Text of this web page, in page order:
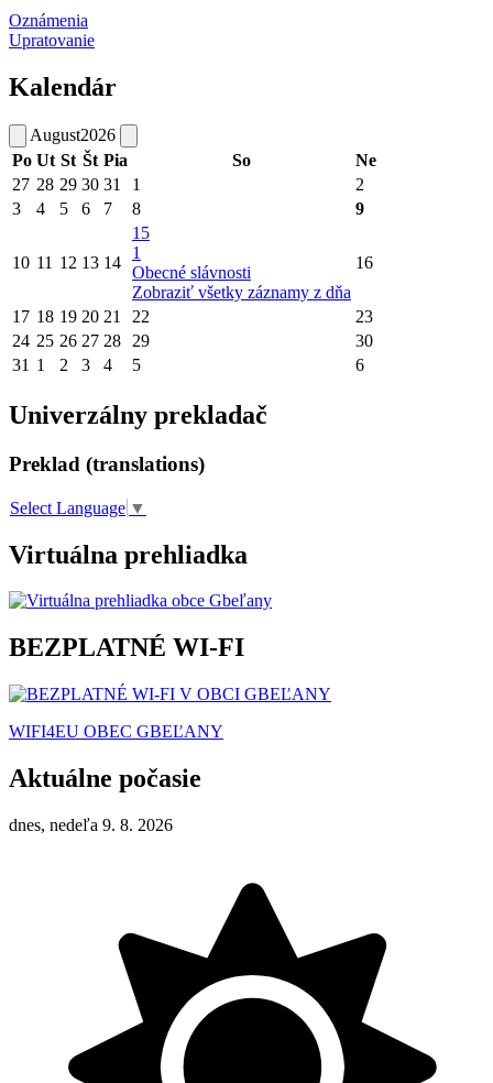
Oznámenia
Upratovanie
Kalendár
August2026
Po Ut St Št Pia So
Ne
27 28 29 30 31 1
2
3
4 5 6 7 8 9
10 11 12 13 14
15
1
Obecné slávnosti
Zobraziť všetky záznamy z dňa
16
17 18 19 20 21 22
23
24 25 26 27 28 29
30
31 1 2 3 4 5 6
Univerzálny prekladač
Preklad (translations)
Select Language ▼
Virtuálna prehliadka
BEZPLATNÉ WI-FI
WIFI4EU OBEC GBEĽANY
Aktuálne počasie
dnes, nedeľa 9. 8. 2026